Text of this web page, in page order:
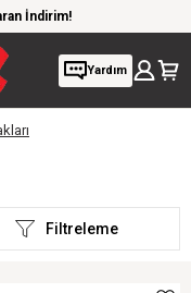
İndirim!
Yardım
Filtreleme